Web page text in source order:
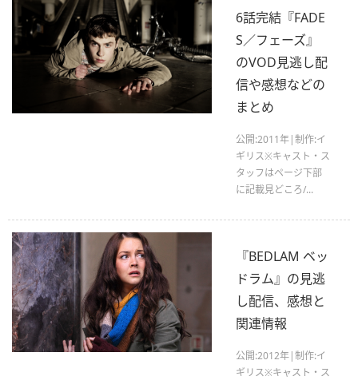
6話完結『FADE
S／フェーズ』
のVOD見逃し配
信や感想などの
まとめ
公開:2011年|制作:イ
ギリス※キャスト・ス
タッフはページ下部
に記載見どころ/...
『BEDLAM ベッ
ドラム』の見逃
し配信、感想と
関連情報
公開:2012年|制作:イ
ギリス※キャスト・ス